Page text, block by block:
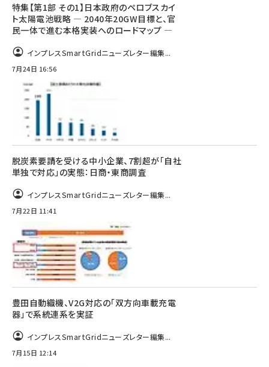
特集【第1部 その1】日本政府のペロブスカイ
ト太陽電池戦略 ― 2040年20GW目標と、官
民一体で進む本格実装へのロードマップ ―
インプレスSmartGridニューズレター編集...
7月24日 16:56
脱炭素要請を受ける中小企業、7割超が「自社
単独で対応」の実態：日商・東商調査
インプレスSmartGridニューズレター編集...
7月22日 11:41
豊田自動織機、V2G対応の「双方向車載充電
器」で系統連系を実証
インプレスSmartGridニューズレター編集...
7月15日 12:14